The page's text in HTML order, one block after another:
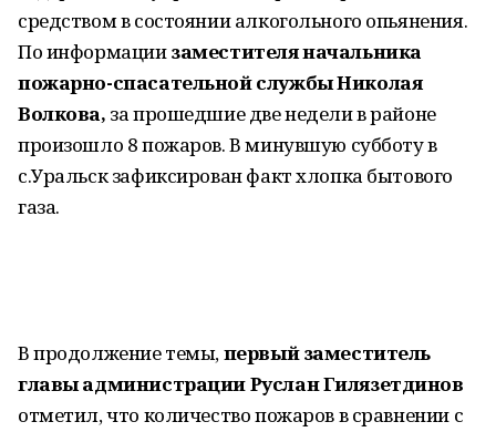
средством в состоянии алкогольного опьянения.
По информациизаместителя начальника
пожарно-спасательной службы Николая
Волкова, за прошедшие две недели в районе
произошло 8 пожаров. В минувшую субботу в
с.Уральск зафиксирован факт хлопка бытового
газа.
В продолжение темы,первый заместитель
главы администрации Руслан Гилязетдинов
отметил, что количество пожаров в сравнении с